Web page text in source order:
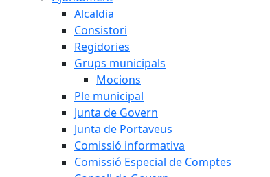
Alcaldia
Consistori
Regidories
Grups municipals
Mocions
Ple municipal
Junta de Govern
Junta de Portaveus
Comissió informativa
Comissió Especial de Comptes